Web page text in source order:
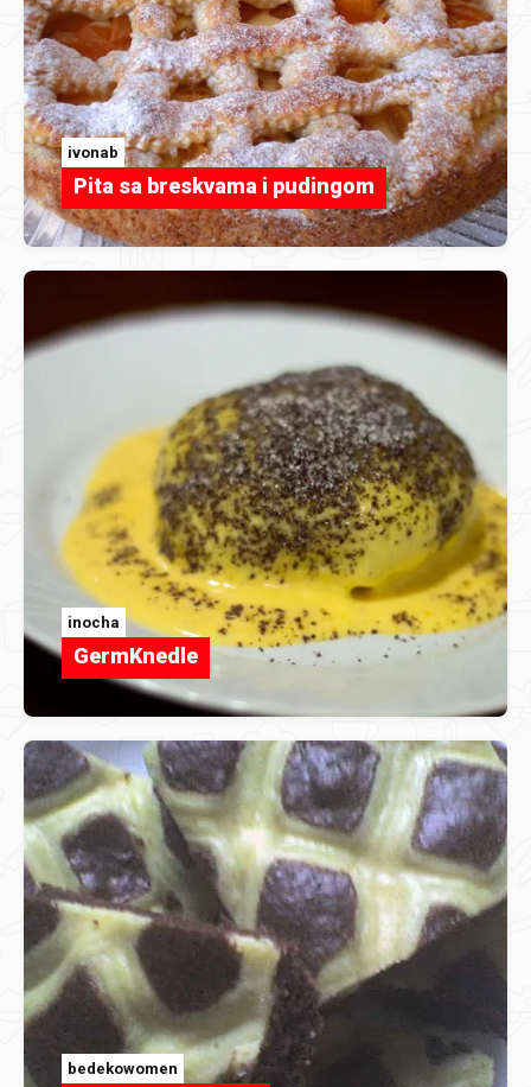
ivonab
Pita sa breskvama i pudingom
inocha
GermKnedle
bedekowomen